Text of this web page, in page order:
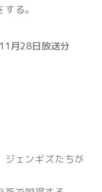
る。
月28日放送分
ジェンギズたちが